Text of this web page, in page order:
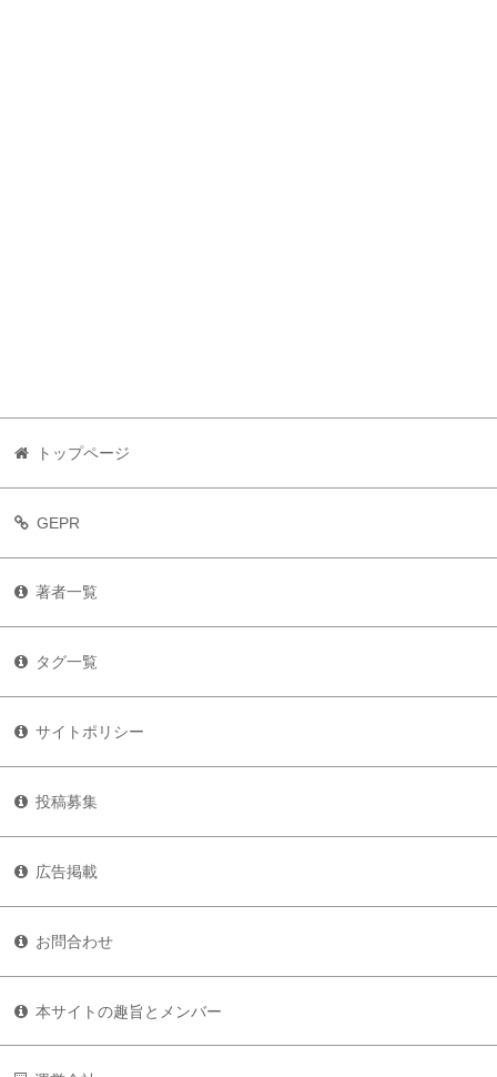
トップページ
GEPR
著者一覧
タグ一覧
サイトポリシー
投稿募集
広告掲載
お問合わせ
本サイトの趣旨とメンバー